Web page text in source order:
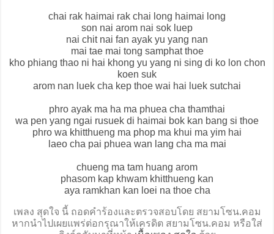
chai rak haimai rak chai long haimai long
son nai arom nai sok luep
nai chit nai fan ayak yu yang nan
mai tae mai tong samphat thoe
kho phiang thao ni hai khong yu yang ni sing di ko lon chon
koen suk
arom nan luek cha kep thoe wai hai luek sutchai
phro ayak ma ha ma phuea cha thamthai
wa pen yang ngai rusuek di haimai bok kan bang si thoe
phro wa khitthueng ma phop ma khui ma yim hai
laeo cha pai phuea wan lang cha ma mai
chueng ma tam huang arom
phasom kap khwam khitthueng kan
aya ramkhan kan loei na thoe cha
เพลง สุดใจ นี้ ถอดคำร้องและตรวจสอบโดย สยามโซน.คอม
หากนำไปเผยแพร่ต่อกรุณาให้เครดิต สยามโซน.คอม หรือใส่